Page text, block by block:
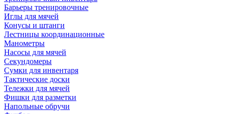
Барьеры тренировочные
Иглы для мячей
Конусы и штанги
Лестницы координационные
Манометры
Насосы для мячей
Секундомеры
Сумки для инвентаря
Тактические доски
Тележки для мячей
Фишки для разметки
Напольные обручи